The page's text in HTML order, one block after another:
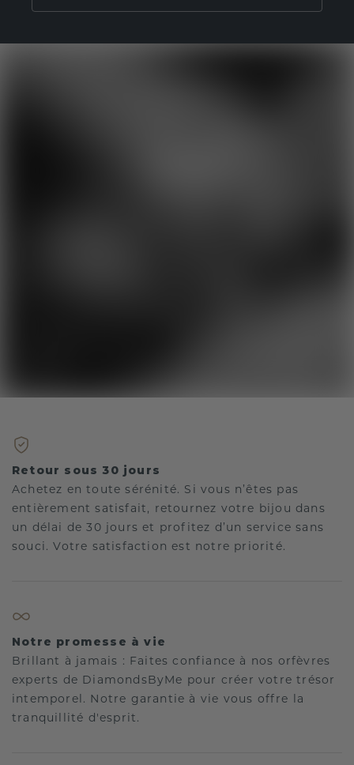
Retour sous 30 jours
Achetez en toute sérénité. Si vous n’êtes pas
entièrement satisfait, retournez votre bijou dans
un délai de 30 jours et profitez d’un service sans
souci. Votre satisfaction est notre priorité.
Notre promesse à vie
Brillant à jamais : Faites confiance à nos orfèvres
experts de DiamondsByMe pour créer votre trésor
intemporel. Notre garantie à vie vous offre la
tranquillité d'esprit.